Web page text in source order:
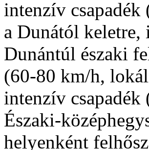
intenzív csapadék
a Dunától keletre,
Dunántúl északi
(60-80 km/h,
intenzív csapadék
Északi-
helyenként